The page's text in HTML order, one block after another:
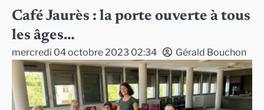
Café Jaurès : la porte ouverte à tous
les âges…
mercredi 04 octobre 2023 02:34 Gérald Bouchon